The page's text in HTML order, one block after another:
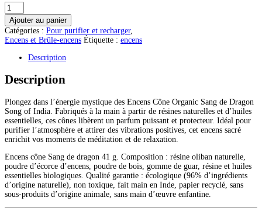
quantité
de
Encens
cônes
Sang
Dragons
Ajouter au panier
Catégories : Pour purifier et recharger,
Encens et Brûle-encens Étiquette : encens
Description
Description
Plongez dans l’énergie mystique des Encens Cône Organic Sang de Dragon
Song of India. Fabriqués à la main à partir de résines naturelles et d’huiles
essentielles, ces cônes libèrent un parfum puissant et protecteur. Idéal pour
purifier l’atmosphère et attirer des vibrations positives, cet encens sacré
enrichit vos moments de méditation et de relaxation.
Encens cône Sang de dragon 41 g. Composition : résine oliban naturelle,
poudre d’écorce d’encens, poudre de bois, gomme de guar, résine et huiles
essentielles biologiques. Qualité garantie : écologique (96% d’ingrédients
d’origine naturelle), non toxique, fait main en Inde, papier recyclé, sans
sous-produits d’origine animale, sans main d’œuvre enfantine.